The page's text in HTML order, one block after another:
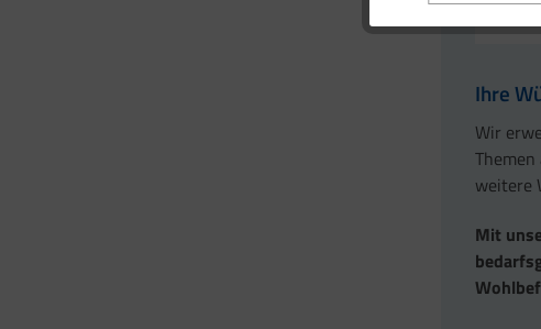
Ihre
Wir
weitere
Mit